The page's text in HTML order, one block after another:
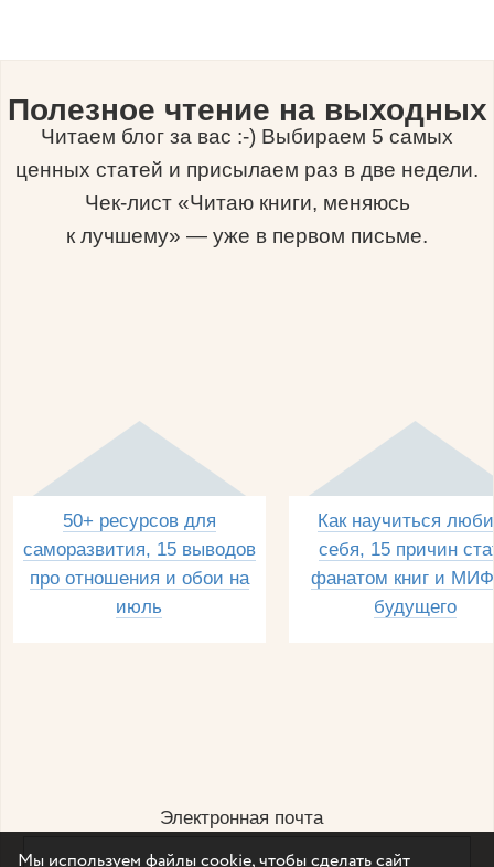
Полезное чтение на выходных
Читаем блог за вас :-) Выбираем 5 самых
ценных статей и присылаем раз в две недели.
Чек-лист «Читаю книги, меняюсь
к лучшему» — уже в первом письме.
50+ ресурсов для
саморазвития, 15 выводов
про отношения и обои на
июль
Как научиться
себя, 15 причин
фанатом книг и
будущего
Электронная почта
Мы используем файлы cookie, чтобы сделать сайт